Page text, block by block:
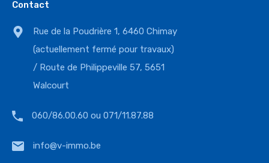
Contact
Rue de la Poudrière 1, 6460 Chimay
(actuellement fermé pour travaux)
/ Route de Philippeville 57, 5651
Walcourt
060/86.00.60 ou 071/11.87.88
info@v-immo.be